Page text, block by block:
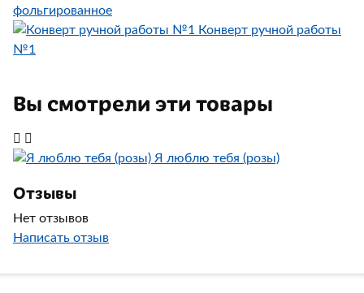
фольгированное
Конверт ручной работы
№1
Вы смотрели эти товары
Я люблю тебя (розы)
Отзывы
Нет отзывов
Написать отзыв